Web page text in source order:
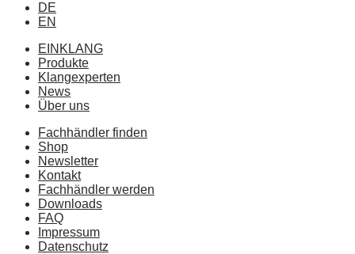
DE
EN
EINKLANG
Produkte
Klangexperten
News
Über uns
Fachhändler finden
Shop
Newsletter
Kontakt
Fachhändler werden
Downloads
FAQ
Impressum
Datenschutz